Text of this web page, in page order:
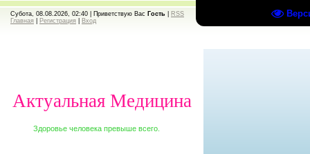
Субота, 08.08.2026, 02:40 | Приветствую Вас Гость
RSS
Главная
Регистрация Вход
Актуальная Медицина
Здоровье человека превыше всего.